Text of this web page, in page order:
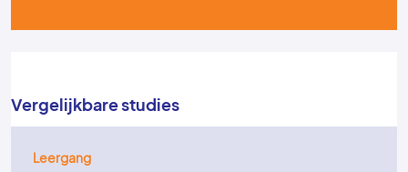
Vergelijkbare studies
Leergang